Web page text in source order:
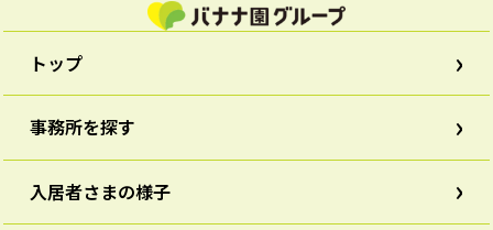
トップ
事務所を探す
入居者さまの様子